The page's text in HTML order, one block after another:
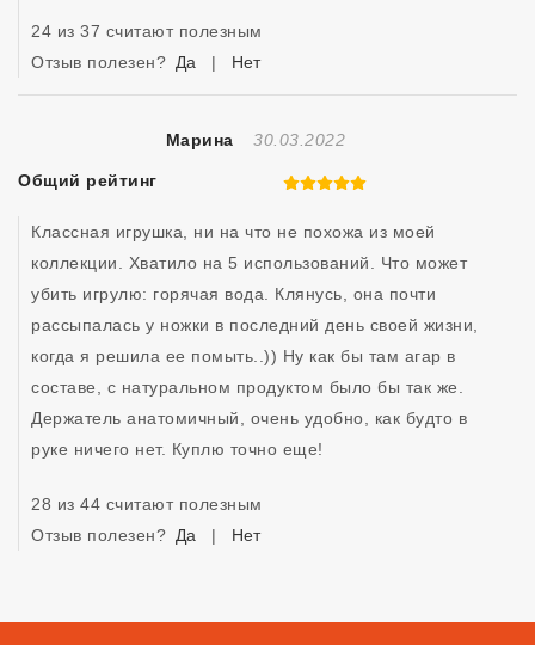
24 из 37 считают полезным
Отзыв полезен? Да | Нет
Марина Отзыв Создан
30.03.2022
Общий рейтинг 5 из 5
Классная игрушка, ни на что не похожа из моей
коллекции. Хватило на 5 использований. Что может
убить игрулю: горячая вода. Клянусь, она почти
рассыпалась у ножки в последний день своей жизни,
когда я решила ее помыть..)) Ну как бы там агар в
составе, с натуральном продуктом было бы так же.
Держатель анатомичный, очень удобно, как будто в
руке ничего нет. Куплю точно еще!
28 из 44 считают полезным
Отзыв полезен? Да | Нет